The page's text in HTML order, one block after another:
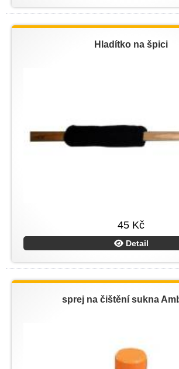
Hladítko na špici
45 Kč
Detail
sprej na čištění sukna